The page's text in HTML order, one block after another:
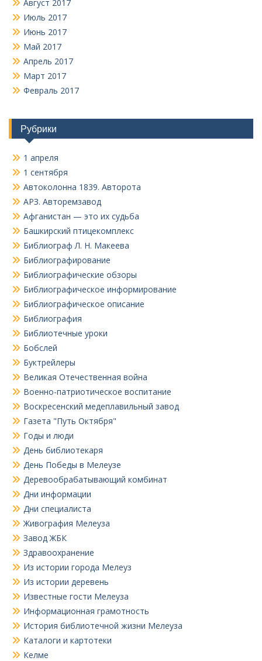
Август 2017
Июль 2017
Июнь 2017
Май 2017
Апрель 2017
Март 2017
Февраль 2017
Рубрики
1 апреля
1 сентября
Автоколонна 1839. Авторота
АРЗ. Авторемзавод
Афганистан — это их судьба
Башкирский птицекомплекс
Библиограф Л. Н. Макеева
Библиографирование
Библиографические обзоры
Библиографическое информирование
Библиографическое описание
Библиография
Библиотечные уроки
Бобслей
Буктрейлеры
Великая Отечественная война
Военно-патриотическое воспитание
Воскресенский медеплавильный завод
Газета "Путь Октября"
Годы и люди
День библиотекаря
День Победы в Мелеузе
Деревообрабатывающий комбинат
Дни информации
Дни специалиста
Живография Мелеуза
Завод ЖБК
Здравоохранение
Из истории города Мелеуз
Из истории деревень
Известные гости Мелеуза
Информационная грамотность
История библиотечной жизни Мелеуза
Каталоги и картотеки
Келме